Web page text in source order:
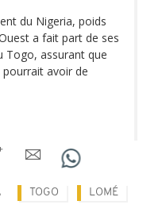
du Nigeria, poids
a fait part de ses
Togo, assurant que
pourrait avoir de
TOGO LOMÉ